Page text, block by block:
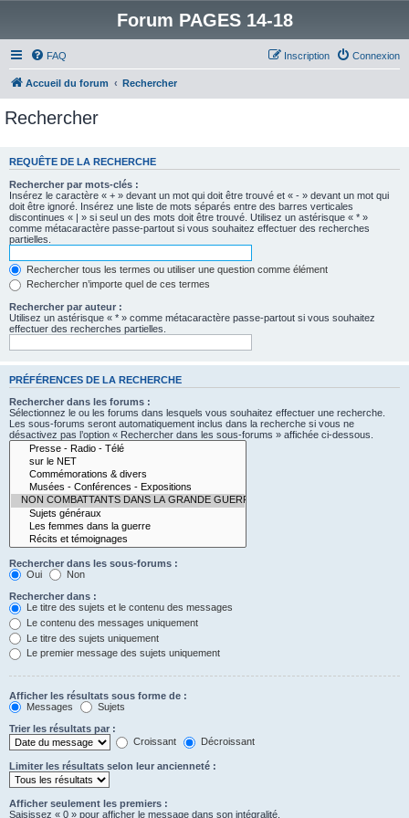
Forum PAGES 14-18
FAQ Connexion
Inscription
Accueil du forum Rechercher
Rechercher
REQUÊTE DE LA RECHERCHE
Rechercher par mots-clés :
Insérez le caractère « + » devant un mot qui doit être trouvé et « - » devant un mot qui
doit être ignoré. Insérez une liste de mots séparés entre des barres verticales
discontinues « | » si seul un des mots doit être trouvé. Utilisez un astérisque « * »
comme métacaractère passe-partout si vous souhaitez effectuer des recherches
partielles.
Rechercher tous les termes ou utiliser une question comme élément
Rechercher n’importe quel de ces termes
Rechercher par auteur :
Utilisez un astérisque « * » comme métacaractère passe-partout si vous souhaitez
effectuer des recherches partielles.
PRÉFÉRENCES DE LA RECHERCHE
Rechercher dans les forums :
Sélectionnez le ou les forums dans lesquels vous souhaitez effectuer une recherche.
Les sous-forums seront automatiquement inclus dans la recherche si vous ne
désactivez pas l’option « Rechercher dans les sous-forums » affichée ci-dessous.
Rechercher dans les sous-forums :
Oui
Non
Rechercher dans :
Le titre des sujets et le contenu des messages
Le contenu des messages uniquement
Le titre des sujets uniquement
Le premier message des sujets uniquement
Afficher les résultats sous forme de :
Messages
Sujets
Trier les résultats par :
Croissant
Décroissant
Limiter les résultats selon leur ancienneté :
Afficher seulement les premiers :
Saisissez « 0 » pour afficher le message dans son intégralité.